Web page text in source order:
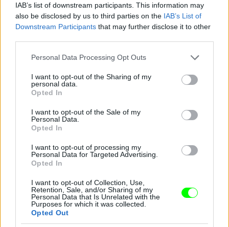
IAB’s list of downstream participants. This information may
also be disclosed by us to third parties on the IAB’s List of
Downstream Participants that may further disclose it to other
Please note that this website/app uses one or more Google
not limited to your visit or usage behaviour. You may click to
grant or deny consent to Google and its third-party tags to
use your data for below specified purposes in below Google
consent section.
Personal Data Processing Opt Outs
I want to opt-out of the Sharing of my
personal data.
Opted In
I want to opt-out of the Sale of my
Personal Data.
Opted In
I want to opt-out of processing my
Personal Data for Targeted Advertising.
Opted In
I want to opt-out of Collection, Use,
Retention, Sale, and/or Sharing of my
Personal Data that Is Unrelated with the
Purposes for which it was collected.
Opted Out
Jön még kép!